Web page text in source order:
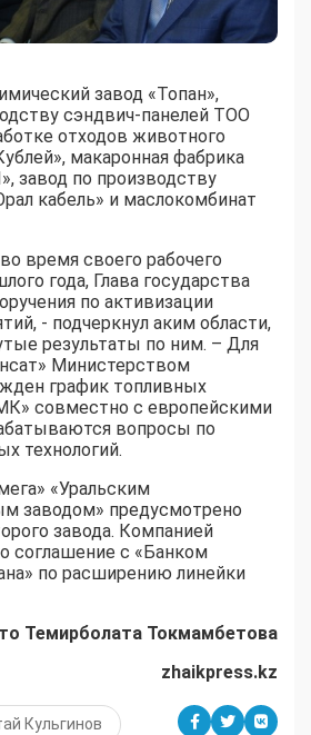
завод «Топан»,
сэндвич-панелей ТОО
отходов животного
макаронная фабрика
завод по производству
кабель» и маслокомбинат
время своего рабочего
года, Глава государства
по активизации
- подчеркнул аким области,
результаты по ним. – Для
Министерством
график топливных
совместно с европейскими
вопросы по
технологий.
«Уральским
заводом» предусмотрено
завода. Компанией
соглашение с «Банком
по расширению линейки
Темирболата Токмамбетова
zhaikpress.kz
Кульгинов